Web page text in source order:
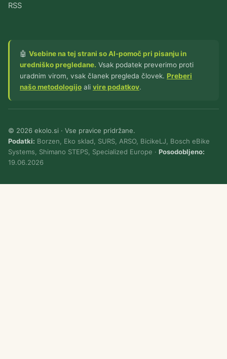
RSS
🤖 Vsebine na tej strani so AI-pomoč pri pisanju in
uredniško pregledane. Vsak podatek preverimo proti
uradnim virom, vsak članek pregleda človek. Preberi
našo metodologijo ali vire podatkov.
© 2026 ekolo.si · Vse pravice pridržane.
Podatki: Borzen, Eko sklad, SURS, ARSO, BicikeLJ, Bosch eBike
Systems, Shimano STEPS, Specialized Europe · Posodobljeno:
19.06.2026